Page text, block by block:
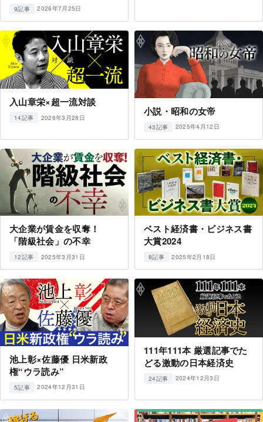
9記事 2026年7月25日
入山章栄×超一流対談
14記事 2026年3月28日
小説・昭和の女帝
43記事 2025年4月12日
大企業が賃金を収奪！
「階級社会」の不幸
12記事 2025年3月31日
ベスト経済書・ビジネス書
大賞2024
8記事 2025年2月18日
池上彰×佐藤優 日米新政
権“ウラ読み”
5記事 2024年12月31日
111年111本 厳選記事でた
どる激動の日本経済史
24記事 2024年12月3日